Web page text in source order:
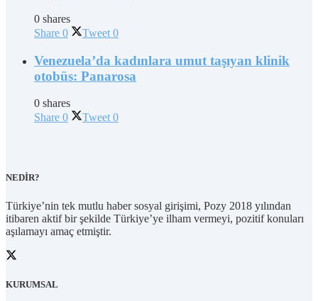
0 shares
Share 0 Tweet 0
Venezuela’da kadınlara umut taşıyan klinik
otobüs: Panarosa
0 shares
Share 0 Tweet 0
NEDİR?
Türkiye’nin tek mutlu haber sosyal girişimi, Pozy 2018 yılından
itibaren aktif bir şekilde Türkiye’ye ilham vermeyi, pozitif konuları
aşılamayı amaç etmiştir.
KURUMSAL